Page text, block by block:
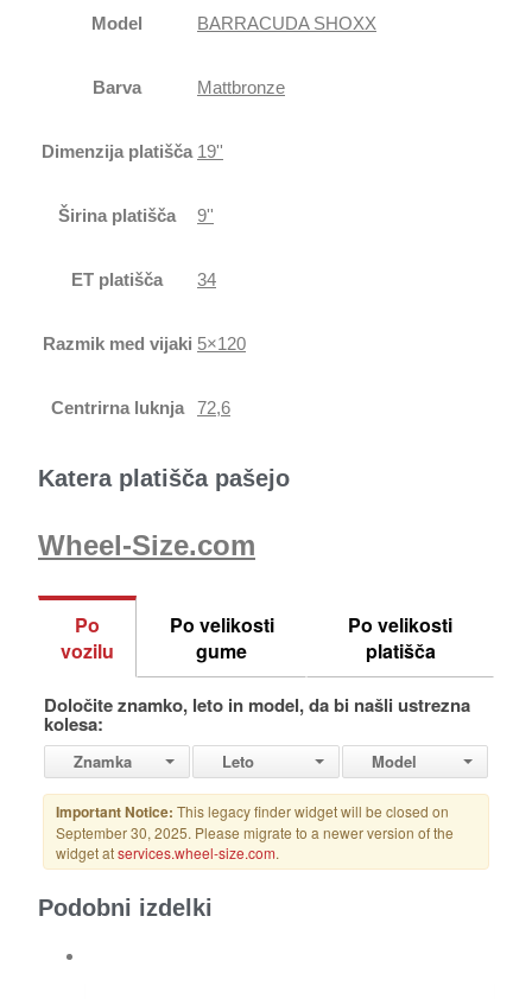
Model BARRACUDA SHOXX
Barva Mattbronze
Dimenzija platišča 19''
Širina platišča 9''
ET platišča 34
Razmik med vijaki 5×120
Centrirna luknja 72,6
Katera platišča pašejo
Wheel-Size.com
Podobni izdelki